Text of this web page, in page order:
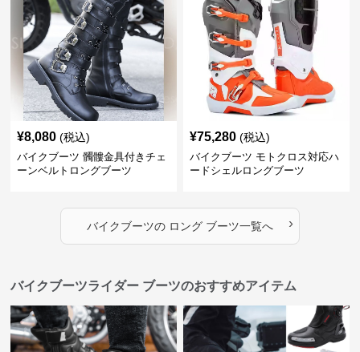
¥8,080 (税込)
バイクブーツ 髑髏金具付きチェ
ーンベルトロングブーツ
¥75,280 (税込)
バイクブーツ モトクロス対応ハ
ードシェルロングブーツ
バイクブーツのロング ブーツ一覧へ ›
バイクブーツライダー ブーツのおすすめアイテム